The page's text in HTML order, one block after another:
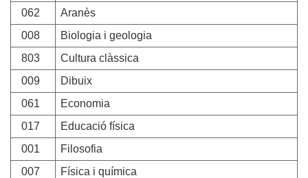
062
Aranès
008
Biologia i geologia
803
Cultura clàssica
009
Dibuix
061
Economia
017
Educació física
001
Filosofia
007
Física i química